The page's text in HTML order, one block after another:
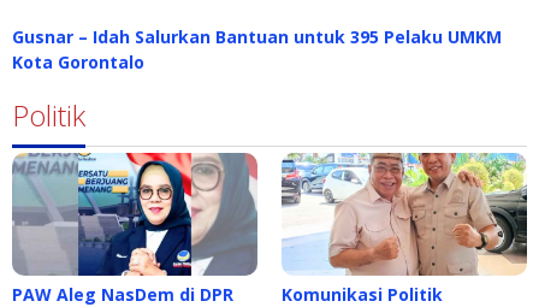
Gusnar – Idah Salurkan Bantuan untuk 395 Pelaku UMKM
Kota Gorontalo
Politik
PAW Aleg NasDem di DPR
Komunikasi Politik